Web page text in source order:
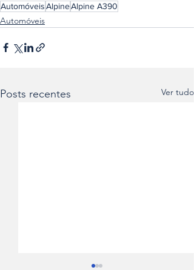
AutomóveisAlpineAlpine A390
Automóveis
Posts recentes Ver tudo